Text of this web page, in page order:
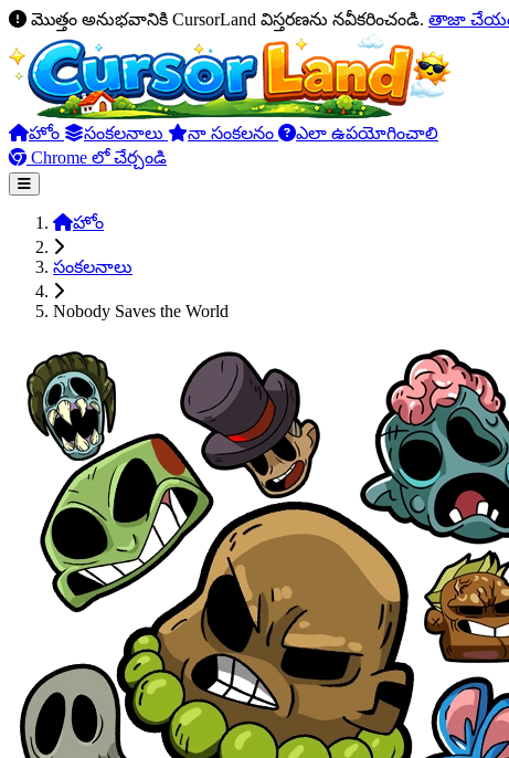
మొత్తం అనుభవానికి CursorLand విస్తరణను నవీకరించండి. తాజా
హోం సంకలనాలు నా సంకలనం
ఎలా ఉపయోగించాలి
Chrome లో చేర్చండి
హోం
సంకలనాలు
Nobody Saves the World